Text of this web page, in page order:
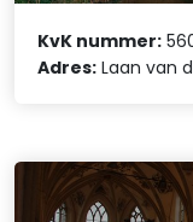
KvK nummer:
Adres: Laan van